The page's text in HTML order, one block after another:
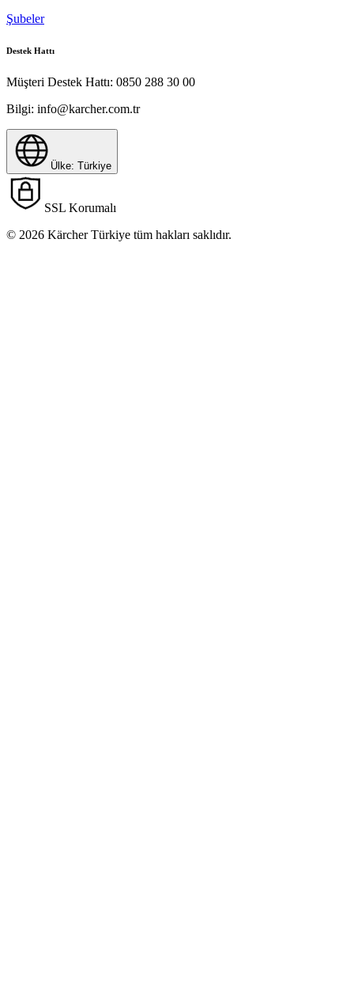
Şubeler
Destek Hattı
Müşteri Destek Hattı: 0850 288 30 00
Bilgi: info@karcher.com.tr
Ülke: Türkiye
SSL Korumalı
© 2026 Kärcher Türkiye tüm hakları saklıdır.